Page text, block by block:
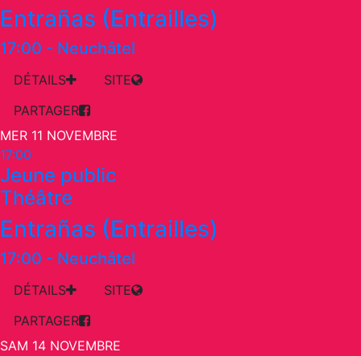
Entrañas (Entrailles)
17:00 - Neuchâtel
DÉTAILS
SITE
PARTAGER
MER 11 NOVEMBRE
17:00
Jeune public
Théâtre
Entrañas (Entrailles)
17:00 - Neuchâtel
DÉTAILS
SITE
PARTAGER
SAM 14 NOVEMBRE